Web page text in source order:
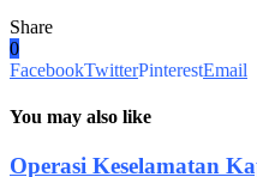
Share
0
FacebookTwitterPinterestEmail
You may also like
Operasi Keselamatan